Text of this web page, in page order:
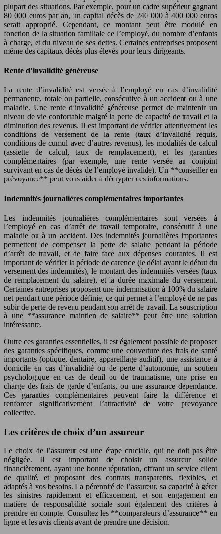
plupart des situations. Par exemple, pour un cadre supérieur gagnant
80 000 euros par an, un capital décès de 240 000 à 400 000 euros
serait approprié. Cependant, ce montant peut être modulé en
fonction de la situation familiale de l’employé, du nombre d’enfants
à charge, et du niveau de ses dettes. Certaines entreprises proposent
même des capitaux décès plus élevés pour leurs dirigeants.
Rente d’invalidité généreuse
La rente d’invalidité est versée à l’employé en cas d’invalidité
permanente, totale ou partielle, consécutive à un accident ou à une
maladie. Une rente d’invalidité généreuse permet de maintenir un
niveau de vie confortable malgré la perte de capacité de travail et la
diminution des revenus. Il est important de vérifier attentivement les
conditions de versement de la rente (taux d’invalidité requis,
conditions de cumul avec d’autres revenus), les modalités de calcul
(assiette de calcul, taux de remplacement), et les garanties
complémentaires (par exemple, une rente versée au conjoint
survivant en cas de décès de l’employé invalide). Un **conseiller en
prévoyance** peut vous aider à décrypter ces informations.
Indemnités journalières complémentaires importantes
Les indemnités journalières complémentaires sont versées à
l’employé en cas d’arrêt de travail temporaire, consécutif à une
maladie ou à un accident. Des indemnités journalières importantes
permettent de compenser la perte de salaire pendant la période
d’arrêt de travail, et de faire face aux dépenses courantes. Il est
important de vérifier la période de carence (le délai avant le début du
versement des indemnités), le montant des indemnités versées (taux
de remplacement du salaire), et la durée maximale du versement.
Certaines entreprises proposent une indemnisation à 100% du salaire
net pendant une période définie, ce qui permet à l’employé de ne pas
subir de perte de revenu pendant son arrêt de travail. La souscription
à une **assurance maintien de salaire** peut être une solution
intéressante.
Outre ces garanties essentielles, il est également possible de proposer
des garanties spécifiques, comme une couverture des frais de santé
importants (optique, dentaire, appareillage auditif), une assistance à
domicile en cas d’invalidité ou de perte d’autonomie, un soutien
psychologique en cas de deuil ou de traumatisme, une prise en
charge des frais de garde d’enfants, ou une assurance dépendance.
Ces garanties complémentaires peuvent faire la différence et
renforcer significativement l’attractivité de votre prévoyance
collective.
Les critères de choix d’un assureur
Le choix de l’assureur est une étape cruciale, qui ne doit pas être
négligée. Il est important de choisir un assureur solide
financièrement, ayant une bonne réputation, offrant un service client
de qualité, et proposant des contrats transparents, flexibles, et
adaptés à vos besoins. La pérennité de l’assureur, sa capacité à gérer
les sinistres rapidement et efficacement, et son engagement en
matière de responsabilité sociale sont également des critères à
prendre en compte. Consultez les **comparateurs d’assurance** en
ligne et les avis clients avant de prendre une décision.